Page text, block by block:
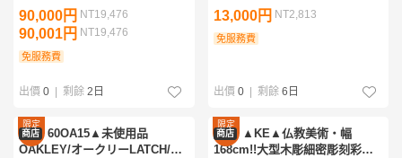
チェア・けやきアンティークダ
イニング椅子いすイス@
90,000円 NT19,476
90,001円 NT19,476
免服務費
出價 0 剩餘 2日
ルディ M192 LAMBORGHINI/ラ
ンボルギーニ レジン・メタルキ
ット ガレージキット
13,000円 NT2,813
免服務費
出價 0 剩餘 6日
限定
優惠
商店 60OA15▲未使用品
OAKLEY/オークリーLATCH/ラ
限定
優惠
商店 ▲KE▲仏教美術・幅
168cm!!大型木彫細密彫刻彩色